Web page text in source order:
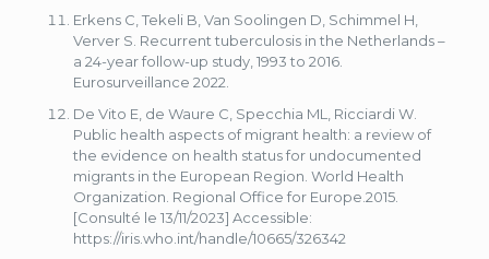
Erkens C, Tekeli B, Van Soolingen D, Schimmel H,
Verver S. Recurrent tuberculosis in the Netherlands –
a 24-year follow-up study, 1993 to 2016.
Eurosurveillance 2022.
De Vito E, de Waure C, Specchia ML, Ricciardi W.
Public health aspects of migrant health: a review of
the evidence on health status for undocumented
migrants in the European Region. World Health
Organization. Regional Office for Europe.2015.
[Consulté le 13/11/2023] Accessible:
https://iris.who.int/handle/10665/326342